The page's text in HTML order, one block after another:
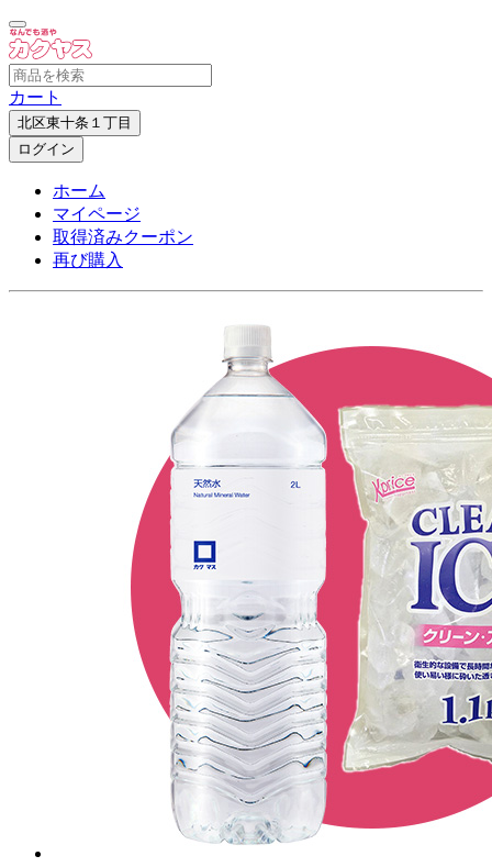
カート
北区東十条１丁目
ログイン
ホーム
マイページ
取得済みクーポン
再び購入